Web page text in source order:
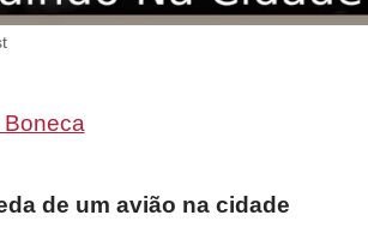
de um avião na cidade